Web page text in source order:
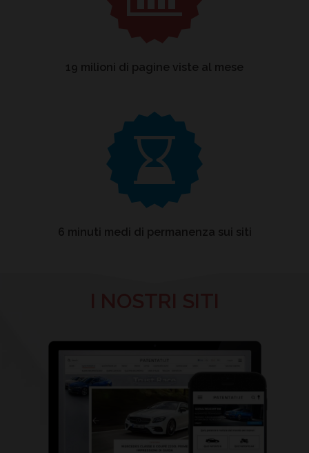
19 milioni di pagine viste al mese
6 minuti medi di permanenza sui siti